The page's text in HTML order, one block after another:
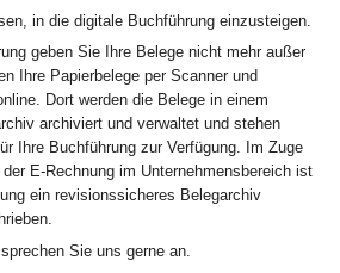
in die digitale Buchführung einzusteigen.
geben Sie Ihre Belege nicht mehr außer
Ihre Papierbelege per Scanner und
Dort werden die Belege in einem
archiviert und verwaltet und stehen
Ihre Buchführung zur Verfügung. Im Zuge
E-Rechnung im Unternehmensbereich ist
ein revisionssicheres Belegarchiv
Sie uns gerne an.